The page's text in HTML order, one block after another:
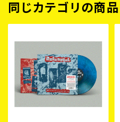
同じカテゴリの商品